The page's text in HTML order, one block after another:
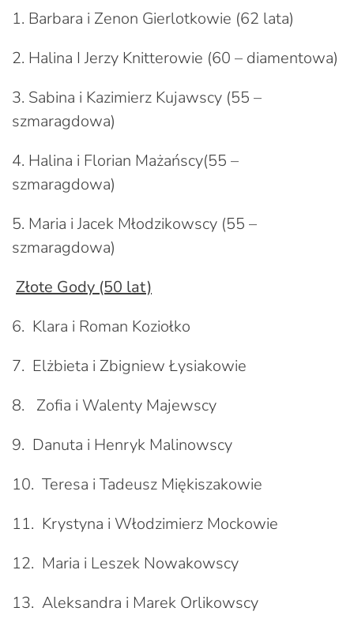
1. Barbara i Zenon Gierlotkowie (62 lata)
2. Halina I Jerzy Knitterowie (60 – diamentowa)
3. Sabina i Kazimierz Kujawscy (55 –
szmaragdowa)
4. Halina i Florian Mażańscy(55 –
szmaragdowa)
5. Maria i Jacek Młodzikowscy (55 –
szmaragdowa)
Złote Gody (50 lat)
6. Klara i Roman Koziołko
7. Elżbieta i Zbigniew Łysiakowie
8. Zofia i Walenty Majewscy
9. Danuta i Henryk Malinowscy
10. Teresa i Tadeusz Miękiszakowie
11. Krystyna i Włodzimierz Mockowie
12. Maria i Leszek Nowakowscy
13. Aleksandra i Marek Orlikowscy